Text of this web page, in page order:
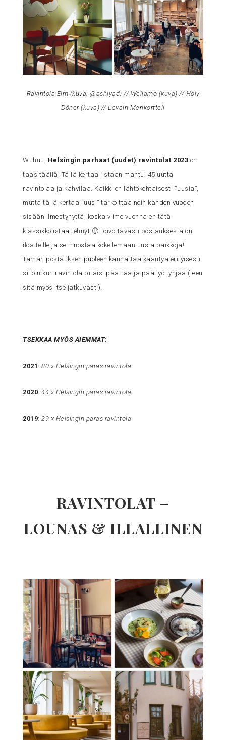
Ravintola Elm (kuva: @ashiyad) // Wellamo (kuva) // Holy
Döner (kuva ) // Levain Merikortteli
Wuhuu, Helsingin parhaat (uudet) ravintolat 2023 on
taas täällä! Tällä kertaa listaan mahtui 45 uutta
ravintolaa ja kahvilaa. Kaikki on lähtökohtaisesti “uusia”,
mutta tällä kertaa “uusi” tarkoittaa noin kahden vuoden
sisään ilmestynyttä, koska viime vuonna en tätä
klassikkolistaa tehnyt 🙂 Toivottavasti postauksesta on
iloa teille ja se innostaa kokeilemaan uusia paikkoja!
Tämän postauksen puoleen kannattaa kääntyä erityisesti
silloin kun ravintola pitäisi päättää ja pää lyö tyhjää (teen
sitä myös itse jatkuvasti).
TSEKKAA MYÖS AIEMMAT:
2021 :80 x Helsingin paras ravintola
2020:44 x Helsingin paras ravintola
2019:29 x Helsingin paras ravintola
RAVINTOLAT –
LOUNAS & ILLALLINEN